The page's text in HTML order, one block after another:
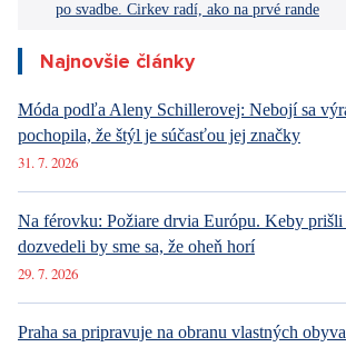
po svadbe. Cirkev radí, ako na prvé rande
Najnovšie články
Móda podľa Aleny Schillerovej: Nebojí sa
pochopila, že štýl je súčasťou jej značky
31. 7. 2026
Na férovku: Požiare drvia Európu. Keby prišli
dozvedeli by sme sa, že oheň horí
29. 7. 2026
Praha sa pripravuje na obranu vlastných